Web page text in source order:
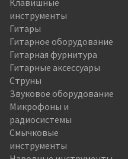
инструменты
Гитары
Гитарное оборудование
Гитарная фурнитура
Гитарные аксессуары
Струны
Звуковое оборудование
Микрофоны и
радиосистемы
Смычковые
инструменты